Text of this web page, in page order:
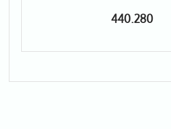
440.280